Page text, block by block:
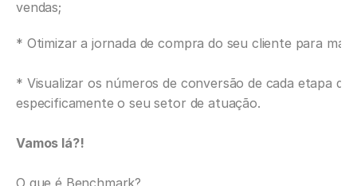
vendas;
* Otimizar a jornada de compra do seu cliente para
* Visualizar os números de conversão de cada etapa
especificamente o seu setor de atuação.
Vamos lá?!
O que é Benchmark?